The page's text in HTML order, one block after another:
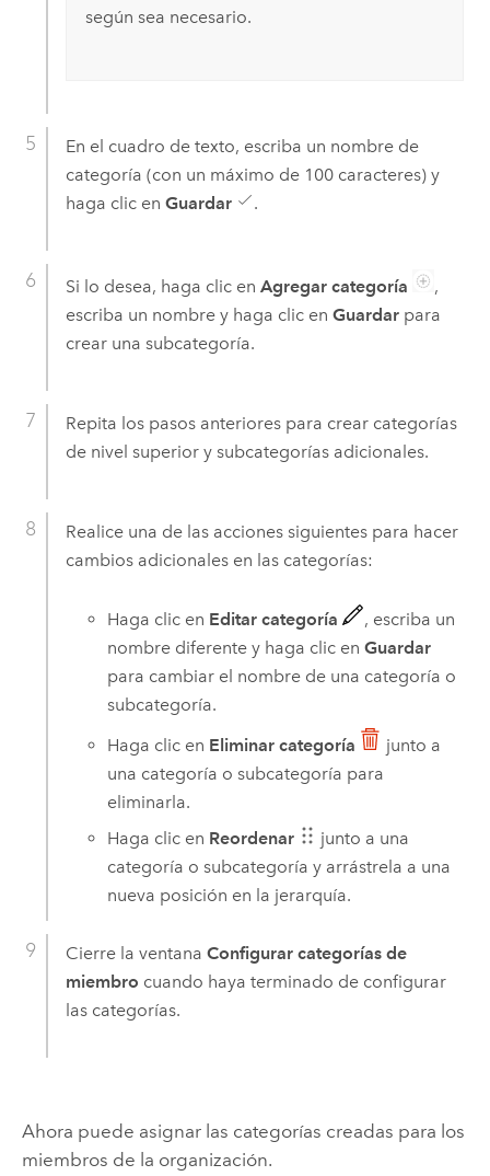
según sea necesario.
En el cuadro de texto, escriba un nombre de
categoría (con un máximo de 100 caracteres) y
haga clic en Guardar .
Si lo desea, haga clic en Agregar categoría
,
escriba un nombre y haga clic en Guardarpara
crear una subcategoría.
Repita los pasos anteriores para crear categorías
de nivel superior y subcategorías adicionales.
Realice una de las acciones siguientes para hacer
cambios adicionales en las categorías:
Haga clic en Editar categoría
, escriba un
nombre diferente y haga clic enGuardar
para cambiar el nombre de una categoría o
subcategoría.
Haga clic en Eliminar categoría
junto a
una categoría o subcategoría para
eliminarla.
Haga clic en Reordenar
junto a una
categoría o subcategoría y arrástrela a una
nueva posición en la jerarquía.
Cierre la ventana Configurar categorías de
miembro cuando haya terminado de configurar
las categorías.
Ahora puede asignar las categorías creadas para los
miembros de la organización.